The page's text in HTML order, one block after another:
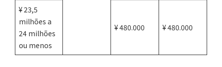
¥ 23,5
milhões a
24 milhões
ou menos
¥ 480.000 ¥ 480.000